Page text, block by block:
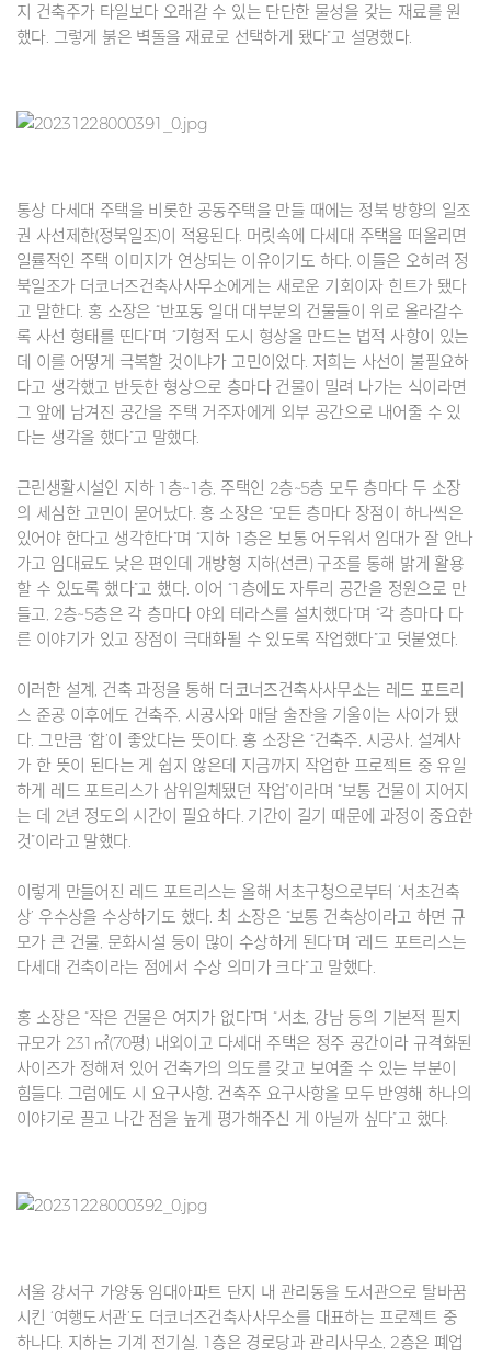
지 건축주가 타일보다 오래갈 수 있는 단단한 물성을 갖는 재료를 원
했다. 그렇게 붉은 벽돌을 재료로 선택하게 됐다”고 설명했다.
통상 다세대 주택을 비롯한 공동주택을 만들 때에는 정북 방향의 일조
권 사선제한(정북일조)이 적용된다. 머릿속에 다세대 주택을 떠올리면
일률적인 주택 이미지가 연상되는 이유이기도 하다. 이들은 오히려 정
북일조가 더코너즈건축사사무소에게는 새로운 기회이자 힌트가 됐다
고 말한다. 홍 소장은 “반포동 일대 대부분의 건물들이 위로 올라갈수
록 사선 형태를 띤다”며 “기형적 도시 형상을 만드는 법적 사항이 있는
데 이를 어떻게 극복할 것이냐가 고민이었다. 저희는 사선이 불필요하
다고 생각했고 반듯한 형상으로 층마다 건물이 밀려 나가는 식이라면
그 앞에 남겨진 공간을 주택 거주자에게 외부 공간으로 내어줄 수 있
다는 생각을 했다”고 말했다.
근린생활시설인 지하 1층~1층, 주택인 2층~5층 모두 층마다 두 소장
의 세심한 고민이 묻어났다. 홍 소장은 “모든 층마다 장점이 하나씩은
있어야 한다고 생각한다”며 “지하 1층은 보통 어두워서 임대가 잘 안나
가고 임대료도 낮은 편인데 개방형 지하(선큰) 구조를 통해 밝게 활용
할 수 있도록 했다”고 했다. 이어 “1층에도 자투리 공간을 정원으로 만
들고, 2층~5층은 각 층마다 야외 테라스를 설치했다”며 “각 층마다 다
른 이야기가 있고 장점이 극대화될 수 있도록 작업했다”고 덧붙였다.
이러한 설계, 건축 과정을 통해 더코너즈건축사사무소는 레드 포트리
스 준공 이후에도 건축주, 시공사와 매달 술잔을 기울이는 사이가 됐
다. 그만큼 ‘합’이 좋았다는 뜻이다. 홍 소장은 “건축주, 시공사, 설계사
가 한 뜻이 된다는 게 쉽지 않은데 지금까지 작업한 프로젝트 중 유일
하게 레드 포트리스가 삼위일체됐던 작업”이라며 “보통 건물이 지어지
는 데 2년 정도의 시간이 필요하다. 기간이 길기 때문에 과정이 중요한
것”이라고 말했다.
이렇게 만들어진 레드 포트리스는 올해 서초구청으로부터 ‘서초건축
상’ 우수상을 수상하기도 했다. 최 소장은 “보통 건축상이라고 하면 규
모가 큰 건물, 문화시설 등이 많이 수상하게 된다”며 “레드 포트리스는
다세대 건축이라는 점에서 수상 의미가 크다”고 말했다.
홍 소장은 “작은 건물은 여지가 없다”며 “서초, 강남 등의 기본적 필지
규모가 231㎡(70평) 내외이고 다세대 주택은 정주 공간이라 규격화된
사이즈가 정해져 있어 건축가의 의도를 갖고 보여줄 수 있는 부분이
힘들다. 그럼에도 시 요구사항, 건축주 요구사항을 모두 반영해 하나의
이야기로 끌고 나간 점을 높게 평가해주신 게 아닐까 싶다”고 했다.
서울 강서구 가양동 임대아파트 단지 내 관리동을 도서관으로 탈바꿈
시킨 ‘여행도서관’도 더코너즈건축사사무소를 대표하는 프로젝트 중
하나다. 지하는 기계 전기실, 1층은 경로당과 관리사무소, 2층은 폐업